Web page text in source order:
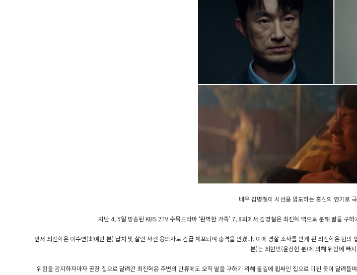
배우 김병철이 시선을 압도하는 혼신의 연기로
지난 4, 5일 방송된 KBS 2TV 수목드라마 ‘완벽한 가족’ 7, 8회에서 김병철은 최진혁 역으로 분해 딸을 구
앞서 최진혁은 이수연(최예빈 분) 납치 및 살인 사건 용의자로 긴급 체포되며 충격을 안겼다. 이에 경찰 조사를 받게 된 최진혁은 혐
분)는 최현민(윤상현 분)에 의해 위험에 빠
위험을 감지하자마자 곧장 집으로 달려간 최진혁은 주변의 만류에도 오직 딸을 구하기 위해 불길에 휩싸인 집으로 미친 듯이 달려